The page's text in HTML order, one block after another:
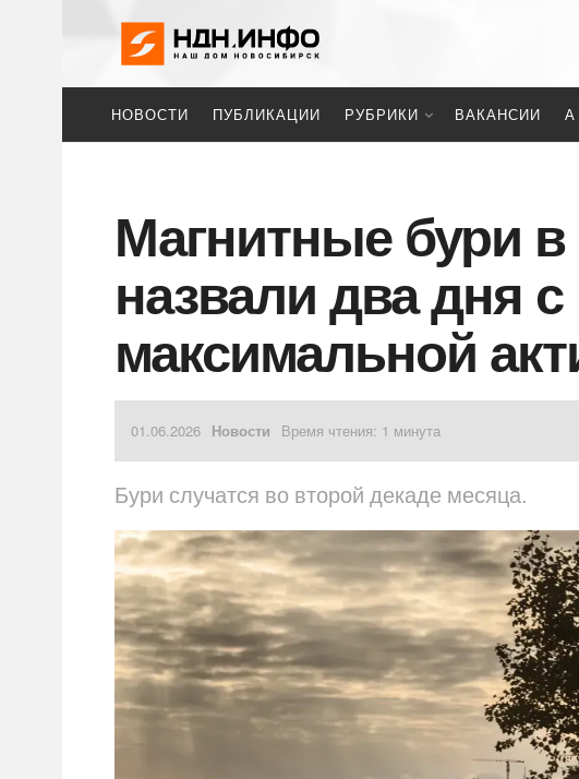
НОВОСТИ ПУБЛИКАЦИИ РУБРИКИ ВАКАНСИИ А
Магнитные бури
назвали два дня с
максимальной
01.06.2026 Новости Время чтения: 1 минута
Бури случатся во второй декаде месяца.